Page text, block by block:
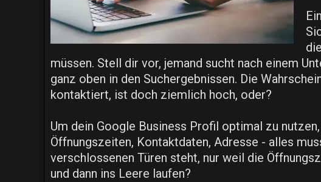
müssen. Stell dir vor, jemand sucht nach einem
ganz oben in den Suchergebnissen. Die
kontaktiert, ist doch ziemlich hoch, oder?
Um dein Google Business Profil optimal zu
Öffnungszeiten, Kontaktdaten, Adresse - alles
verschlossenen Türen steht, nur weil die
und dann ins Leere laufen?